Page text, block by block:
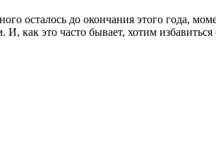
осталось до окончания этого года,
И, как это часто бывает, хотим